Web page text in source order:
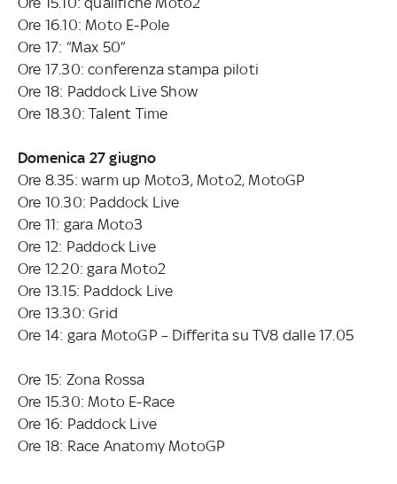
Ore 16.10: Moto E-Pole
Ore 17: “Max 50”
Ore 17.30: conferenza stampa piloti
Ore 18: Paddock Live Show
Ore 18.30: Talent Time
Domenica 27 giugno
Ore 8.35: warm up Moto3, Moto2, MotoGP
Ore 10.30: Paddock Live
Ore 11: gara Moto3
Ore 12: Paddock Live
Ore 12.20: gara Moto2
Ore 13.15: Paddock Live
Ore 13.30: Grid
Ore 14: gara MotoGP – Differita su TV8 dalle 17.05
Ore 15: Zona Rossa
Ore 15.30: Moto E-Race
Ore 16: Paddock Live
Ore 18: Race Anatomy MotoGP